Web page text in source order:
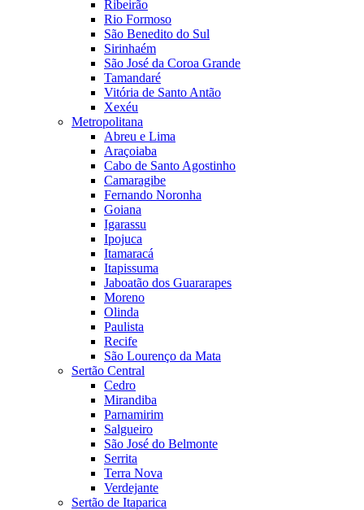
Ribeirão
Rio Formoso
São Benedito do Sul
Sirinhaém
São José da Coroa Grande
Tamandaré
Vitória de Santo Antão
Xexéu
Metropolitana
Abreu e Lima
Araçoiaba
Cabo de Santo Agostinho
Camaragibe
Fernando Noronha
Goiana
Igarassu
Ipojuca
Itamaracá
Itapissuma
Jaboatão dos Guararapes
Moreno
Olinda
Paulista
Recife
São Lourenço da Mata
Sertão Central
Cedro
Mirandiba
Parnamirim
Salgueiro
São José do Belmonte
Serrita
Terra Nova
Verdejante
Sertão de Itaparica